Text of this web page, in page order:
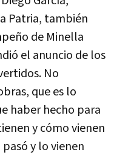
Patria, también
de Minella
el anuncio de los
No
que es lo
haber hecho para
y cómo vienen
y lo vienen